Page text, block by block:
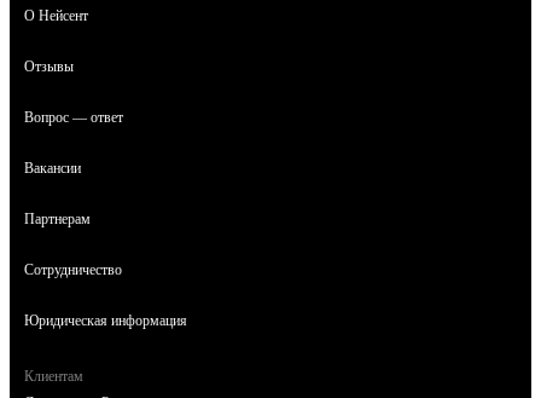
О Нейсент
Отзывы
Вопрос — ответ
Вакансии
Партнерам
Сотрудничество
Юридическая информация
Клиентам